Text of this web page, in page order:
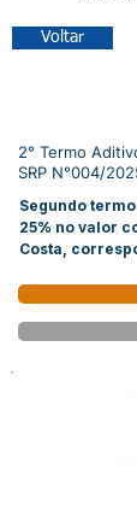
Voltar
2° Termo
SRP N°004/
Segundo
25% no valor
Costa,